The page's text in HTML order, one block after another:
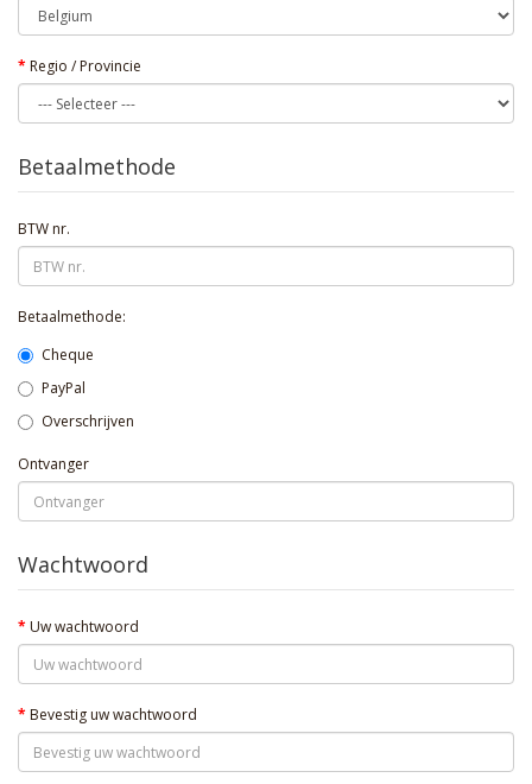
Regio / Provincie
Betaalmethode
BTW nr.
Betaalmethode:
Cheque
PayPal
Overschrijven
Ontvanger
Wachtwoord
Uw wachtwoord
Bevestig uw wachtwoord